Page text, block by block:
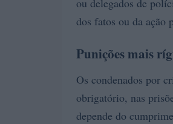
ou delegados de
dos fatos ou da ação
Punições mais
Os condenados por
obrigatório, nas
depende do